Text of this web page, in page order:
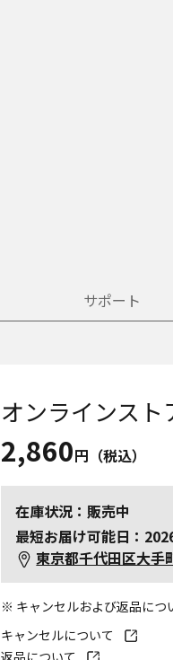
サポート
オンラインスト
2,860円（税込）
在庫状況：販売中
最短お届け可能日：
東京都千代田区大手
※ キャンセルおよび返品につ
キャンセルについて
返品について